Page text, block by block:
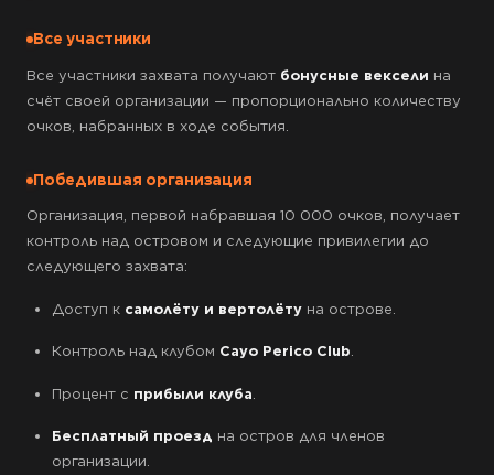
Все участники
Все участники захвата получают бонусные вексели на
счёт своей организации — пропорционально количеству
очков, набранных в ходе события.
Победившая организация
Организация, первой набравшая 10 000 очков, получает
контроль над островом и следующие привилегии до
следующего захвата:
Доступ к самолёту и вертолётуна острове.
Контроль над клубом Cayo Perico Club.
Процент с прибыли клуба
Бесплатный проезд на остров для членов
организации.